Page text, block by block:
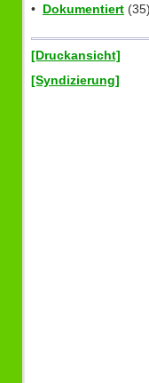
• Dokumentiert (35)
[Druckansicht]
[Syndizierung]